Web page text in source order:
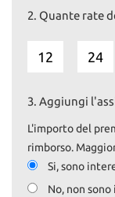
2. Quante rate
12 24
3. Aggiungi
L'importo del
rimborso.
Si, sono
No, non